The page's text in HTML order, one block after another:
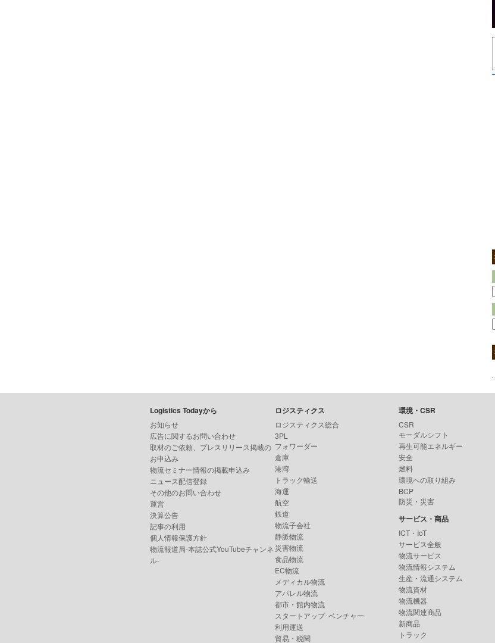
Logistics Todayから
お知らせ
広告に関するお問い合わせ
取材のご依頼、プレスリリース掲載の
お申込み
物流セミナー情報の掲載申込み
ニュース配信登録
その他のお問い合わせ
運営
決算公告
記事の利用
個人情報保護方針
物流報道局-本誌公式YouTubeチャンネ
ル-
ロジスティクス
ロジスティクス総合
3PL
フォワーダー
倉庫
港湾
トラック輸送
海運
航空
鉄道
物流子会社
静脈物流
災害物流
食品物流
EC物流
メディカル物流
アパレル物流
都市・館内物流
スタートアップ･ベンチャー
利用運送
貿易・税関
環境・CSR
CSR
モーダルシフト
再生可能エネルギー
安全
燃料
環境への取り組み
BCP
防災・災害
サービス・商品
ICT・IoT
サービス全般
物流サービス
物流情報システム
生産・流通システム
物流資材
物流機器
物流関連商品
新商品
トラック